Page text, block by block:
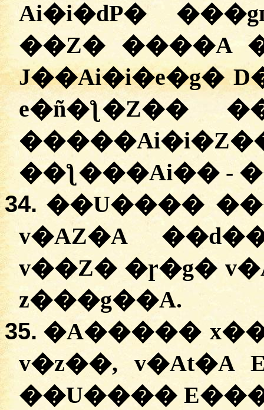
Ai�i�dP�
��Z� ����A
J��Ai�i�e�g�
e�ñ�ƪ�Z��
��ƪ���Ai�� -
34. ��U����
v�AZ�A
v��Z� �ɼ�g�
z���g��A.
35. �A�����
v�z��, v�At�A
��U����